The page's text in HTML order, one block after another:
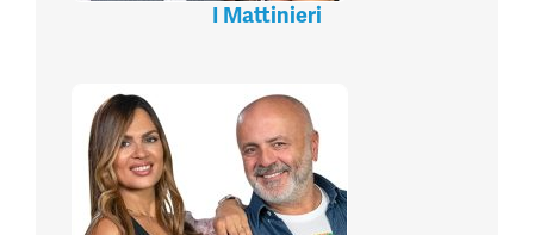
I Mattinieri